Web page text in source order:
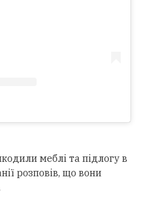
меблі та підлогу в
розповів, що вони